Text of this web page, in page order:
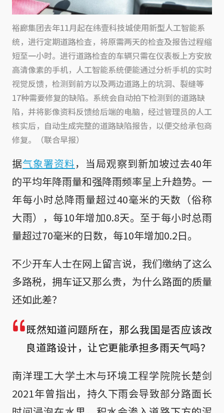
裕廊集团去年11月起在纬壹科技城使用新型人工智能系
统，进行定期道路检查，将原需两天的检查及报告过程缩
短至一小时。进行道路检查的车辆只需在仪表板上方安放
高清像素的手机，人工智能系统便能通过分析手机的实时
视觉反馈，检测到前方以及两边道路上的坑洞、裂缝等
17种需要修复的缺陷。系统会自动拍下检测到的道路缺
陷，并将影像资料反馈给后端的电脑，经过管理员的人工
核实后，自动生成完整的道路缺陷报告，以便交给承包商
修复。（联合早报）
据气象署资料，当局观察到新加坡过去40年
的平均年降雨量和强降雨频率呈上升趋势。一
年每小时总降雨量超过40毫米的天数（俗称
大雨），每10年增加0.8天。至于每小时总雨
量超过70毫米的日数，每10年增加0.2日。
不少开车人士在网上留言说，我们缴纳了这么
多路税，拥车证又那么贵，为什么路面的质量
还如此差？
既然知道问题所在，那么我国是否应该改
良道路设计，让它更能承担多雨天气吗？
南洋理工大学土木与环境工程学院院长楚剑
2021年曾指出，持久下雨会导致部分路面长